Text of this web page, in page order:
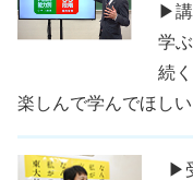
▶講
学
続
楽しんで学んでほしい
▶